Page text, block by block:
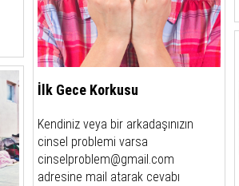
İlk Gece Korkusu
Kendiniz veya bir arkadaşınızın
cinsel problemi varsa
cinselproblem@gmail.com
adresine mail atarak cevabı